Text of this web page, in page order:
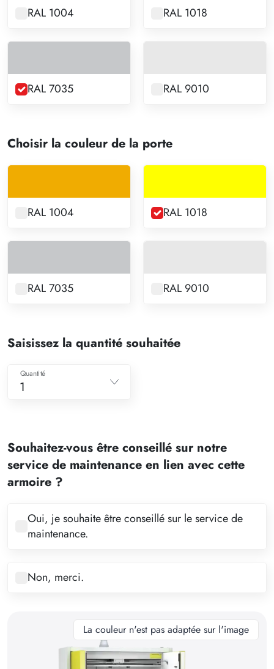
RAL 1004 RAL 1018
RAL 7035 RAL 9010
Choisir la couleur de la porte
RAL 1004 RAL 1018
RAL 7035 RAL 9010
Saisissez la quantité souhaitée
1
3
4
6
7
9
Quantité
Souhaitez-vous être conseillé sur notre
service de maintenance en lien avec cette
armoire ?
Oui, je souhaite être conseillé sur le service de
maintenance.
Non, merci.
La couleur n'est pas adaptée sur l'image